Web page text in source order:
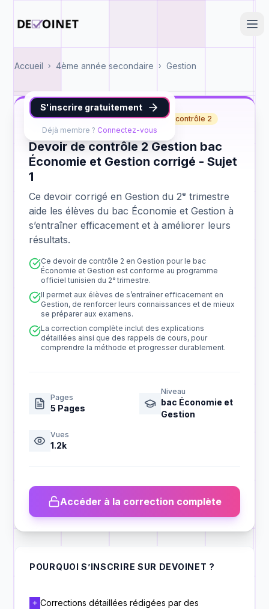
Accueil › 4ème année secondaire › Gestion
S'inscrire gratuitement
Déjà membre ? Connectez-vous
Gestion bac Économie et Gestion contrôle 2
Devoir de contrôle 2 Gestion bac
Économie et Gestion corrigé - Sujet
1
Ce devoir corrigé en Gestion du 2ᵉ trimestre
aide les élèves du bac Économie et Gestion à
s’entraîner efficacement et à améliorer leurs
résultats.
Ce devoir de contrôle 2 en Gestion pour le bac
Économie et Gestion est conforme au programme
officiel tunisien du 2ᵉ trimestre.
Il permet aux élèves de s’entraîner efficacement en
Gestion, de renforcer leurs connaissances et de mieux
se préparer aux examens.
La correction complète inclut des explications
détaillées ainsi que des rappels de cours, pour
comprendre la méthode et progresser durablement.
Pages
5 Pages
Niveau
bac Économie et
Gestion
Vues
1.2k
Accéder à la correction complète
POURQUOI S’INSCRIRE SUR DEVOINET ?
Corrections détaillées rédigées par des